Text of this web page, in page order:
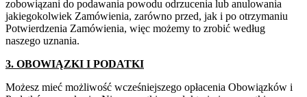
zobowiązani do podawania powodu odrzucenia lub anulowania
jakiegokolwiek Zamówienia, zarówno przed, jak i po otrzymaniu
Potwierdzenia Zamówienia, więc możemy to zrobić według
naszego uznania.
3. OBOWIĄZKI I PODATKI
Możesz mieć możliwość wcześniejszego opłacenia Obowiązków i